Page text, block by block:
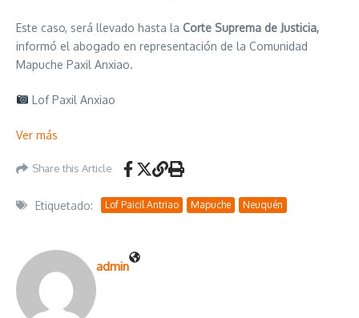
Este caso, será llevado hasta la Corte Suprema de Justicia,
informó el abogado en representación de la Comunidad
Mapuche Paxil Anxiao.
Lof Paxil Anxiao
Ver más
Share this Article
Etiquetado: Lof Paicil Antriao Mapuche Neuquén
admin